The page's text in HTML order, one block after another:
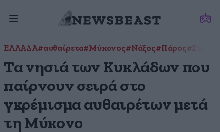
ΕΛΛΑΔΑ#αυθαίρετα#Μύκονος#Νάξος#Πάρος#Σύρος
Τα νησιά των Κυκλάδων που
παίρνουν σειρά στο
γκρέμισμα αυθαιρέτων μετά
τη Μύκονο